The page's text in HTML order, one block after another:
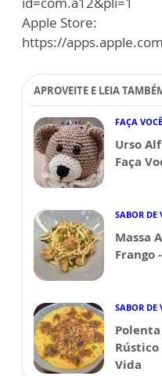
Apple Store:
https://
APROVEITE E LEIA
FAÇA
Urso
Faça
SABOR DE
Massa
Frango
SABOR DE
Rústico
Vida